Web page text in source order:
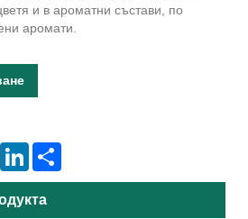
и в ароматни състави, по
аромати.
PinterestLinkedIn